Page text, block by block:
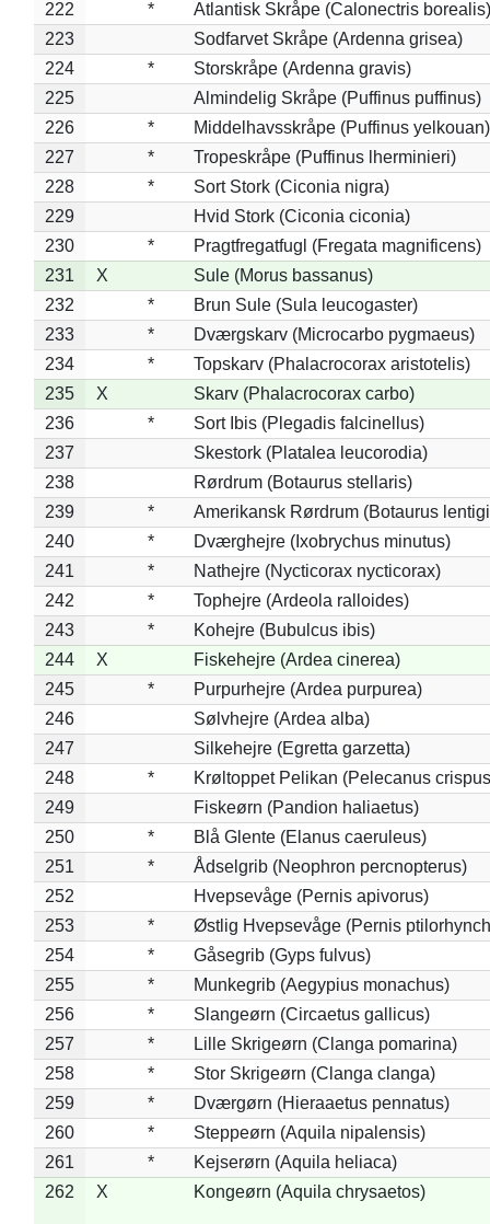
222 *
Atlantisk Skråpe (Calonectris borealis)
223
Sodfarvet Skråpe (Ardenna grisea)
224
*
Storskråpe (Ardenna gravis)
225
Almindelig Skråpe (Puffinus puffinus)
226
*
Middelhavsskråpe (Puffinus yelkouan)
227
*
Tropeskråpe (Puffinus lherminieri)
228
*
Sort Stork (Ciconia nigra)
229
Hvid Stork (Ciconia ciconia)
230
*
Pragtfregatfugl (Fregata magnificens)
231
X
Sule (Morus bassanus)
232
*
Brun Sule (Sula leucogaster)
233
*
Dværgskarv (Microcarbo pygmaeus)
234
*
Topskarv (Phalacrocorax aristotelis)
235
X
Skarv (Phalacrocorax carbo)
236
*
Sort Ibis (Plegadis falcinellus)
237
Skestork (Platalea leucorodia)
238
Rørdrum (Botaurus stellaris)
239
*
Amerikansk Rørdrum (Botaurus
240
*
Dværghejre (Ixobrychus minutus)
241
*
Nathejre (Nycticorax nycticorax)
242
*
Tophejre (Ardeola ralloides)
243
*
Kohejre (Bubulcus ibis)
244
X
Fiskehejre (Ardea cinerea)
245
*
Purpurhejre (Ardea purpurea)
246
Sølvhejre (Ardea alba)
247
Silkehejre (Egretta garzetta)
248
*
Krøltoppet Pelikan (Pelecanus
249
Fiskeørn (Pandion haliaetus)
250
*
Blå Glente (Elanus caeruleus)
251
*
Ådselgrib (Neophron percnopterus)
252
Hvepsevåge (Pernis apivorus)
253
*
Østlig Hvepsevåge (Pernis
254
*
Gåsegrib (Gyps fulvus)
255
*
Munkegrib (Aegypius monachus)
256
*
Slangeørn (Circaetus gallicus)
257
*
Lille Skrigeørn (Clanga pomarina)
258
*
Stor Skrigeørn (Clanga clanga)
259
*
Dværgørn (Hieraaetus pennatus)
260
*
Steppeørn (Aquila nipalensis)
261
*
Kejserørn (Aquila heliaca)
262
X Kongeørn (Aquila chrysaetos)